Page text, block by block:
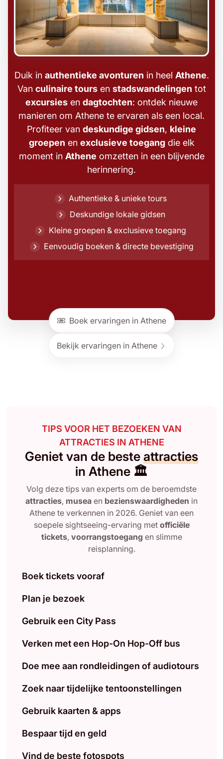
Duik in authentieke avonturen in heel Athene.
Van culinaire toursen stadswandelingen tot
excursies en dagtochten: ontdek nieuwe
manieren om Athene te ervaren als een local.
Profiteer van deskundige gidsen, kleine
groepen en exclusieve toegangdie elk
moment in Athene omzetten in een blijvende
herinnering.
Authentieke & unieke tours
Deskundige lokale gidsen
Kleine groepen & exclusieve toegang
Eenvoudig boeken & directe bevestiging
Boek ervaringen in Athene
Bekijk ervaringen in Athene
TIPS VOOR HET BEZOEKEN VAN
ATTRACTIES IN ATHENE
Geniet van de beste attracties
in Athene 🏛️
Volg deze tips van experts om de beroemdste
attracties, musea en bezienswaardigheden in
Athene te verkennen in 2026. Geniet van een
soepele sightseeing-ervaring met officiële
tickets, voorrangstoegang en slimme
reisplanning.
Boek tickets vooraf
Plan je bezoek
Gebruik een City Pass
Verken met een Hop-On Hop-Off bus
Doe mee aan rondleidingen of audiotours
Zoek naar tijdelijke tentoonstellingen
Gebruik kaarten & apps
Bespaar tijd en geld
Vind de beste fotospots